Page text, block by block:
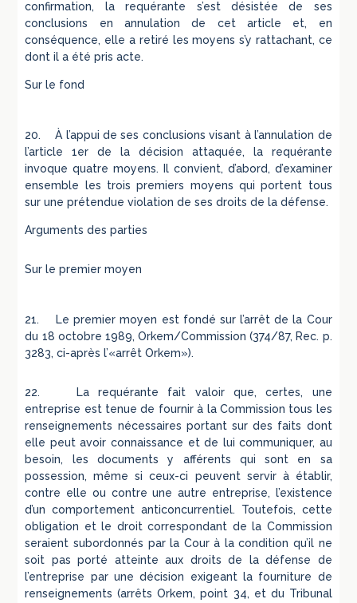
confirmation, la requérante s’est désistée de ses
conclusions en annulation de cet article et, en
conséquence, elle a retiré les moyens s’y rattachant, ce
dont il a été pris acte.
Sur le fond
20. À l’appui de ses conclusions visant à l’annulation de
l’article 1er de la décision attaquée, la requérante
invoque quatre moyens. Il convient, d’abord, d’examiner
ensemble les trois premiers moyens qui portent tous
sur une prétendue violation de ses droits de la défense.
Arguments des parties
Sur le premier moyen
21. Le premier moyen est fondé sur l’arrêt de la Cour
du 18 octobre 1989, Orkem/Commission (374/87, Rec. p.
3283, ci-après l’«arrêt Orkem»).
22. La requérante fait valoir que, certes, une
entreprise est tenue de fournir à la Commission tous les
renseignements nécessaires portant sur des faits dont
elle peut avoir connaissance et de lui communiquer, au
besoin, les documents y afférents qui sont en sa
possession, même si ceux-ci peuvent servir à établir,
contre elle ou contre une autre entreprise, l’existence
d’un comportement anticoncurrentiel. Toutefois, cette
obligation et le droit correspondant de la Commission
seraient subordonnés par la Cour à la condition qu’il ne
soit pas porté atteinte aux droits de la défense de
l’entreprise par une décision exigeant la fourniture de
renseignements (arrêts Orkem, point 34, et du Tribunal